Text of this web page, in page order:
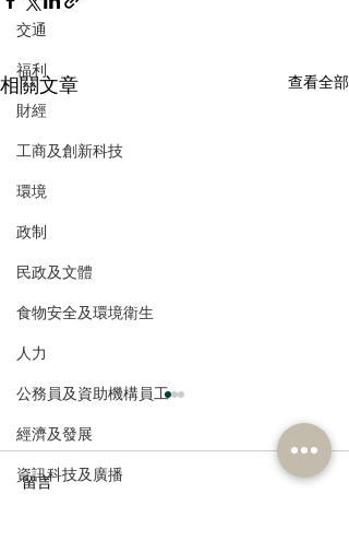
交通
福利
財經
工商及創新科技
環境
政制
民政及文體
食物安全及環境衛生
人力
公務員及資助機構員工
經濟及發展
資訊科技及廣播
相關文章 查看全部
留言